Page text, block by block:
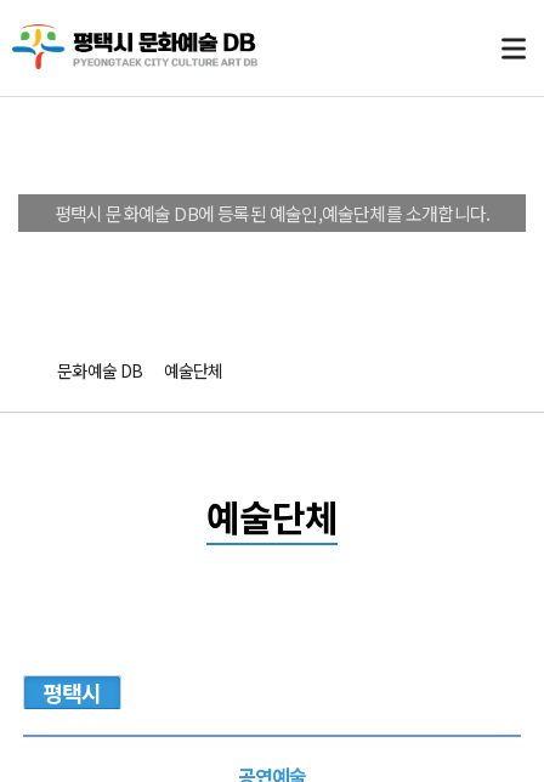
평택시 문화예술 DB에 등록된 예술인,예술단체를 소개합니다.
문화예술 DB 예술단체
예술단체
평택시
공연예술